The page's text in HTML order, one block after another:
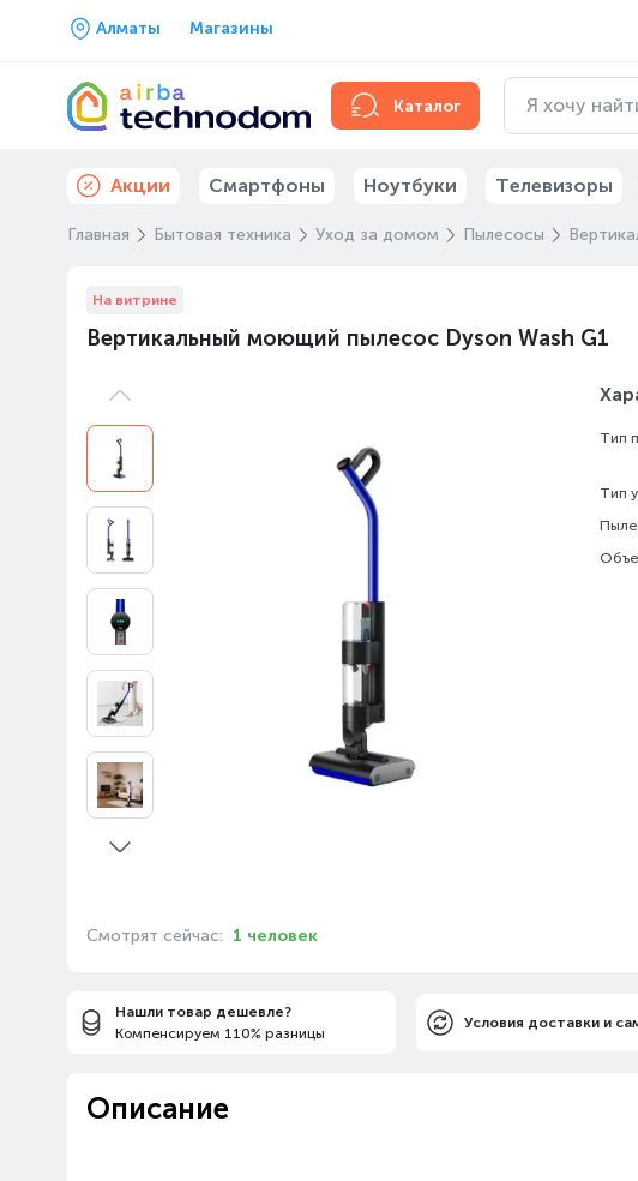
Алматы Магазины
Каталог
Акции Смартфоны Ноутбуки Телевизоры
Главная Бытовая техника Уход за домом Пылесосы
На витрине
Вертикальный моющий пылесос Dyson Wash G1
Тип
Тип
Смотрят сейчас: 1 человек
Нашли товар дешевле?
Компенсируем 110% разницы
Условия доставки и
Описание